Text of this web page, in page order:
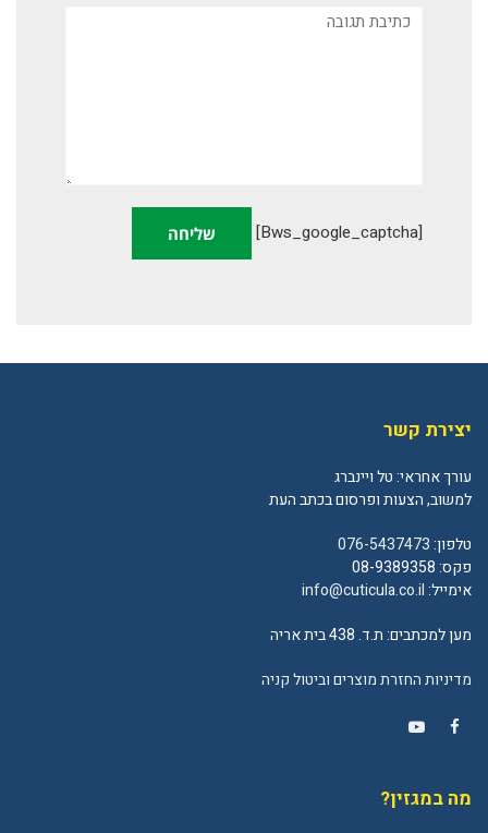
תגובה
[bws_google_captcha]
יצירת קשר
עורך אחראי: טל ויינברג
למשוב, הצעות ופרסום בכתב העת
טלפון:076-5437473
פקס: 08-9389358
אימייל:info@cuticula.co.il
מען למכתבים: ת.ד. 438 בית אריה
מדיניות החזרת מוצרים וביטול קניה
מה במגזין?